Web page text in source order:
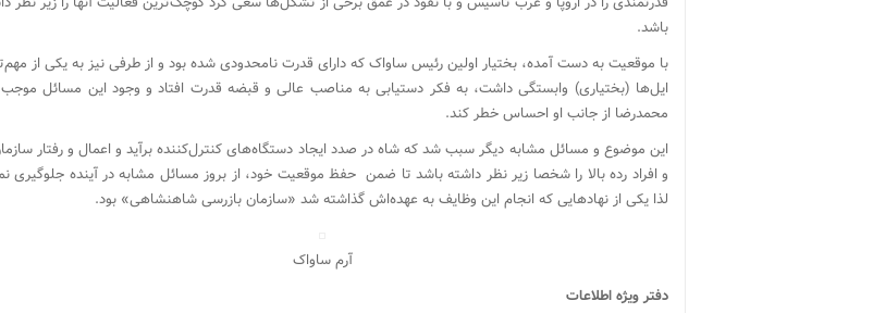
باشد.
با موقعیت به دست آمده، بختیار اولین رئیس ساواک که دارای قدرت نامحدودی شده بود و از طرفی نیز به یکی از
ایل‌ها (بختیاری) وابستگی داشت، به فکر دستیابی به مناصب عالی و قبضه قدرت افتاد و وجود این مسائل
محمدرضا از جانب او احساس خطر کند.
این موضوع و مسائل مشابه دیگر سبب شد که شاه در صدد ایجاد دستگاه‌های کنترل‌کننده برآید و اعمال و رفتار
و افراد رده بالا را شخصا زیر نظر داشته باشد تا ضمن حفظ موقعیت خود، از بروز مسائل مشابه در ‌آینده جلوگیری
لذا یکی از نهادهایی که انجام این وظایف به عهده‌اش گذاشته شد «سازمان بازرسی شاهنشاهی» بود.
آرم ساواک
دفتر ویژه اطلاعات